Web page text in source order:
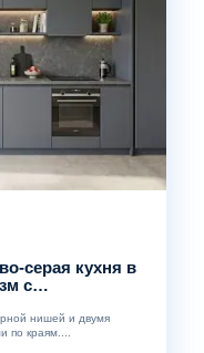
серая кухня в
с
нишей и двумя
по краям....